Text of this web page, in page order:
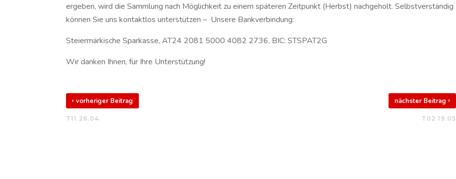
ergeben, wird die Sammlung nach Möglichkeit zu einem späteren Zeitpunkt (Herbst) nachgeholt. Selbstverständig
können Sie uns kontaktlos unterstützen – Unsere Bankverbindung:
Steiermärkische Sparkasse, AT24 2081 5000 4082 2736, BIC: STSPAT2G
Wir danken Ihnen, für Ihre Unterstützung!
‹ vorheriger Beitrag
T11 26.04
nächster Beitrag›
T02 19.05